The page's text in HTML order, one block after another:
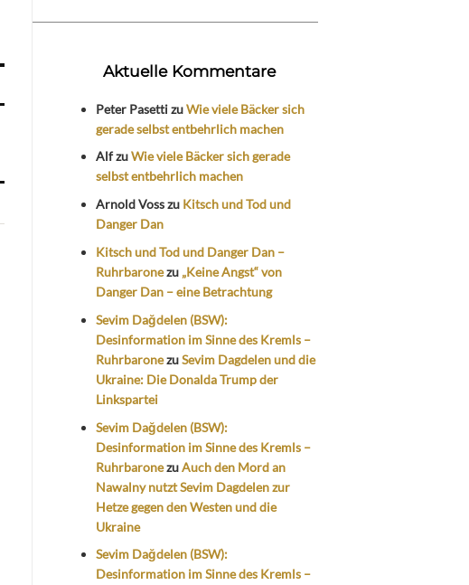
Aktuelle Kommentare
Peter PasettizuWie viele Bäcker sich
gerade selbst entbehrlich machen
AlfzuWie viele Bäcker sich gerade
selbst entbehrlich machen
Arnold Vosszu Kitsch und Tod und
Danger Dan
Kitsch und Tod und Danger Dan –
Ruhrbaronezu „Keine Angst“ von
Danger Dan – eine Betrachtung
Sevim Dağdelen (BSW):
Desinformation im Sinne des Kremls –
RuhrbaronezuSevim Dagdelen und die
Ukraine: Die Donalda Trump der
Linkspartei
Sevim Dağdelen (BSW):
Desinformation im Sinne des Kremls –
RuhrbaronezuAuch den Mord an
Nawalny nutzt Sevim Dagdelen zur
Hetze gegen den Westen und die
Ukraine
Sevim Dağdelen (BSW):
Desinformation im Sinne des Kremls –